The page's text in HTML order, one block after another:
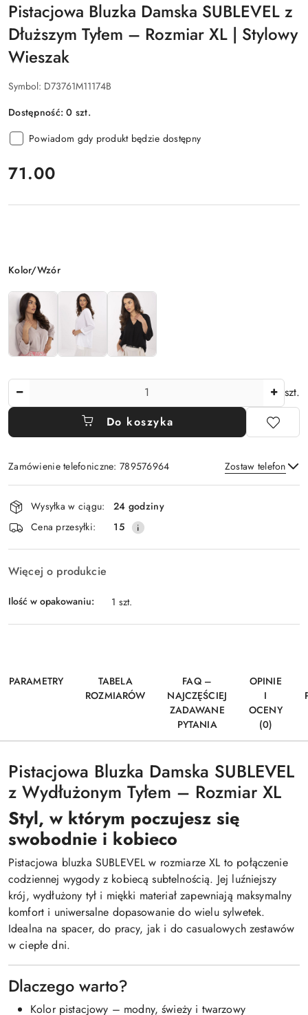
Pistacjowa Bluzka Damska SUBLEVEL z
Dłuższym Tyłem – Rozmiar XL | Stylowy
Wieszak
Symbol: D73761M11174B
Dostępność:0 szt.
Powiadom gdy produkt będzie dostępny
cena:
71.00
Wariant
Kolor/Wzór
szt.
Do koszyka
Zamówienie telefoniczne: 789576964 Zostaw telefon
Wyślij
Dostępność
i
dostawa
Wysyłka w ciągu:
24 godziny
Cena przesyłki:
15
Więcej o produkcie
Ilość w opakowaniu: 1 szt.
PARAMETRY
TABELA
ROZMIARÓW
FAQ –
NAJCZĘŚCIEJ
ZADAWANE
PYTANIA
OPINIE
I
OCENY
(0)
Pistacjowa Bluzka Damska SUBLEVEL
z Wydłużonym Tyłem – Rozmiar XL
Styl, w którym poczujesz się
swobodnie i kobieco
Pistacjowa bluzka SUBLEVEL w rozmiarze XL to połączenie
codziennej wygody z kobiecą subtelnością. Jej luźniejszy
krój, wydłużony tył i miękki materiał zapewniają maksymalny
komfort i uniwersalne dopasowanie do wielu sylwetek.
Idealna na spacer, do pracy, jak i do casualowych zestawów
w ciepłe dni.
Dlaczego warto?
Kolor pistacjowy – modny, świeży i twarzowy